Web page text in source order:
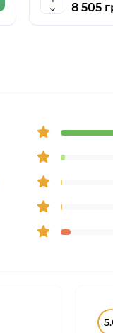
8 505